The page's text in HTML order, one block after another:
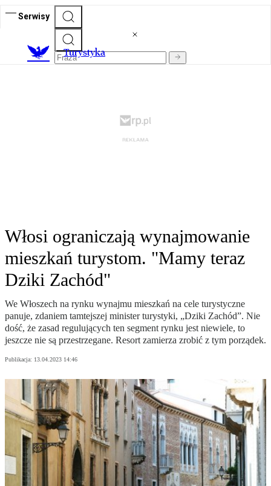
Serwisy
Turystyka
Włosi ograniczają wynajmowanie
mieszkań turystom. "Mamy teraz
Dziki Zachód"
We Włoszech na rynku wynajmu mieszkań na cele turystyczne
panuje, zdaniem tamtejszej minister turystyki, „Dziki Zachód”. Nie
dość, że zasad regulujących ten segment rynku jest niewiele, to
jeszcze nie są przestrzegane. Resort zamierza zrobić z tym porządek.
Publikacja: 13.04.2023 14:46